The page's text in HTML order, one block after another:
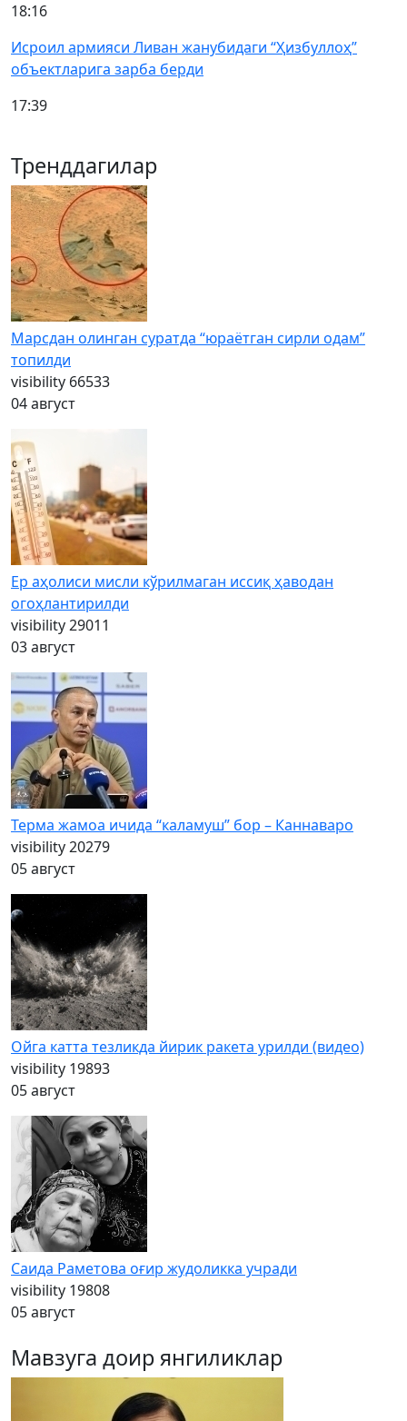
18:16
Исроил армияси Ливан жанубидаги “Ҳизбуллоҳ”
объектларига зарба берди
17:39
Тренддагилар
Марсдан олинган суратда “юраётган сирли одам”
топилди
visibility 66533
04 август
Ер аҳолиси мисли кўрилмаган иссиқ ҳаводан
огоҳлантирилди
visibility29011
03 август
Терма жамоа ичида “каламуш” бор – Каннаваро
visibility20279
05 август
Ойга катта тезликда йирик ракета урилди (видео)
visibility 19893
05 август
Саида Раметова оғир жудоликка учради
visibility 19808
05 август
Мавзуга доир янгиликлар